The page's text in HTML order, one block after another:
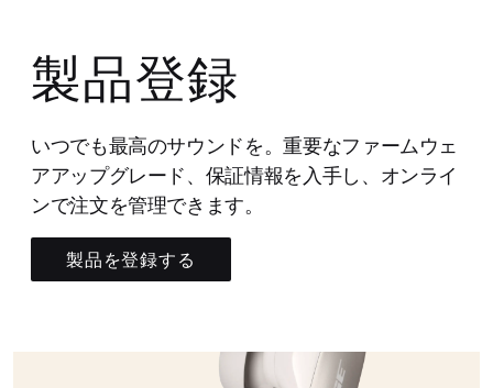
製品登録
いつでも最高のサウンドを。重要なファームウェ
アアップグレード、保証情報を入手し、オンライ
ンで注文を管理できます。
製品を登録する